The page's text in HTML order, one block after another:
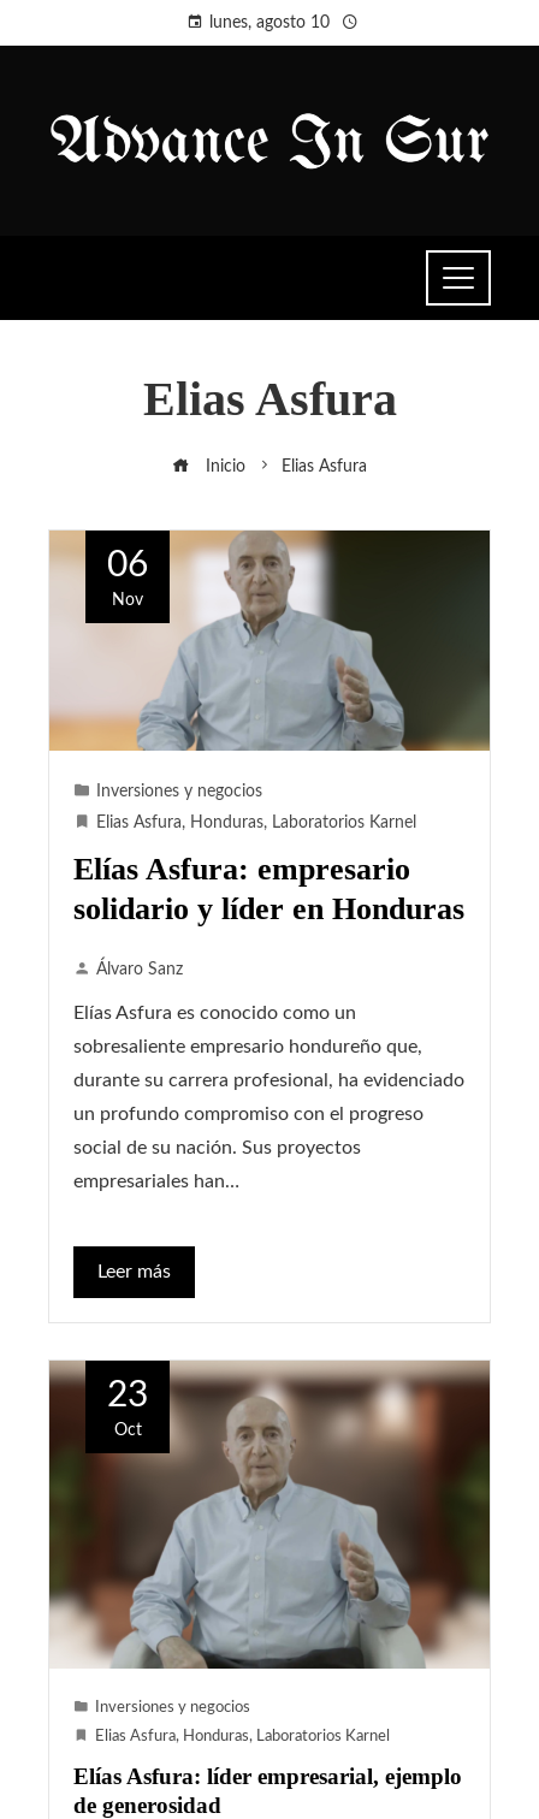
lunes, agosto 10
Elias Asfura
Inicio Elias Asfura
06
Nov
Inversiones y negocios
Elias Asfura, Honduras, Laboratorios Karnel
Elías Asfura: empresario
solidario y líder en Honduras
Álvaro Sanz
Elías Asfura es conocido como un
sobresaliente empresario hondureño que,
durante su carrera profesional, ha evidenciado
un profundo compromiso con el progreso
social de su nación. Sus proyectos
empresariales han…
Leer más
23
Oct
Inversiones y negocios
Elias Asfura, Honduras, Laboratorios Karnel
Elías Asfura: líder empresarial, ejemplo
de generosidad